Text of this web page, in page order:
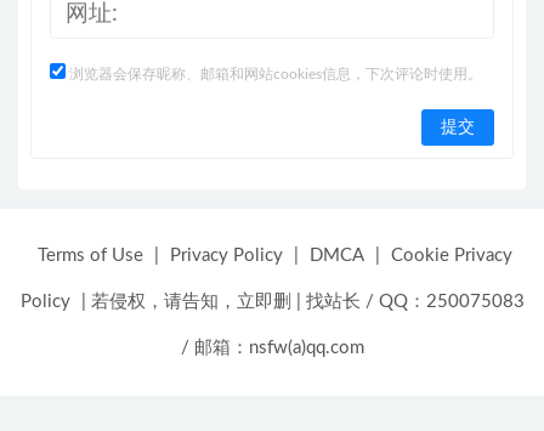
浏览器会保存昵称、邮箱和网站cookies信息，下次评论时使用。
Terms of Use Privacy Policy DMCA Cookie Privacy
Policy 若侵权，请告知，立即删 找站长 / QQ：250075083
/ 邮箱：nsfw(a)qq.com